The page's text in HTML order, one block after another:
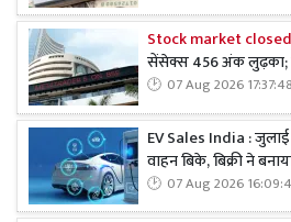
Stock market
सेंसेक्स 456 अंक लुढ़का;
07 Aug 2026 17:37:48
EV Sales India :
वाहन बिके, बिक्री ने
07 Aug 2026